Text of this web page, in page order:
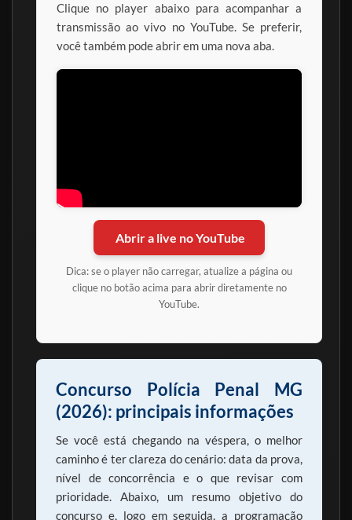
Clique no player abaixo para acompanhar a
transmissão ao vivo no YouTube. Se preferir,
você também pode abrir em uma nova aba.
Abrir a live no YouTube
Dica: se o player não carregar, atualize a página ou
clique no botão acima para abrir diretamente no
YouTube.
Concurso Polícia Penal MG
(2026): principais informações
Se você está chegando na véspera, o melhor
caminho é ter clareza do cenário: data da prova,
nível de concorrência e o que revisar com
prioridade. Abaixo, um resumo objetivo do
concurso e, logo em seguida, a programação